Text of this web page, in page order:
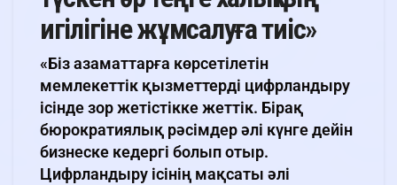
игілігіне жұмсалуға тиіс»
«Біз азаматтарға көрсетілетін
мемлекеттік қызметтерді цифрландыру
ісінде зор жетістікке жеттік. Бірақ
бюрократиялық рәсімдер әлі күнге дейін
бизнеске кедергі болып отыр.
Цифрландыру ісінің мақсаты әлі